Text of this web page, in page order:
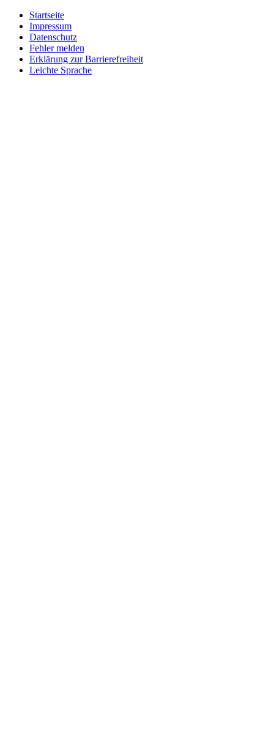
Startseite
Impressum
Datenschutz
Fehler melden
Erklärung zur Barrierefreiheit
Leichte Sprache